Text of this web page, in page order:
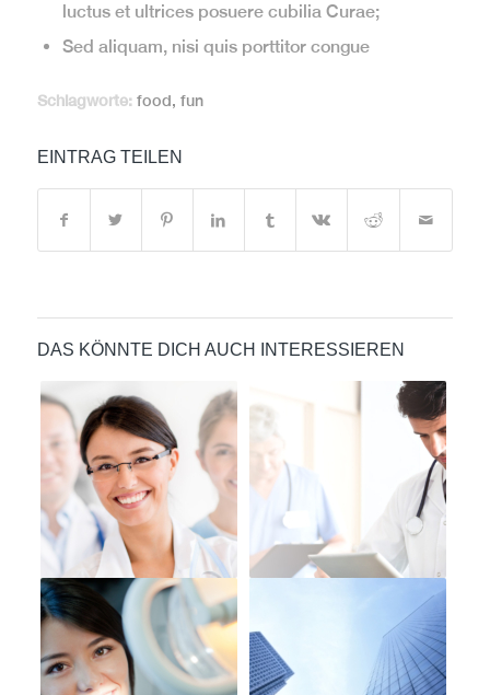
luctus et ultrices posuere cubilia Curae;
Sed aliquam, nisi quis porttitor congue
Schlagworte: food, fun
EINTRAG TEILEN
DAS KÖNNTE DICH AUCH INTERESSIEREN